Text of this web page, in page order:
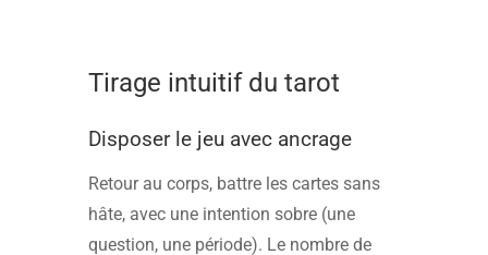
Tirage intuitif du tarot
Disposer le jeu avec ancrage
Retour au corps, battre les cartes sans
hâte, avec une intention sobre (une
question, une période). Le nombre de